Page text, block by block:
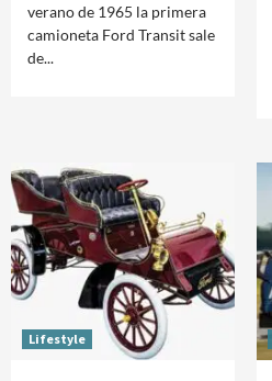
verano de 1965 la primera
camioneta Ford Transit sale
de...
Lifestyle